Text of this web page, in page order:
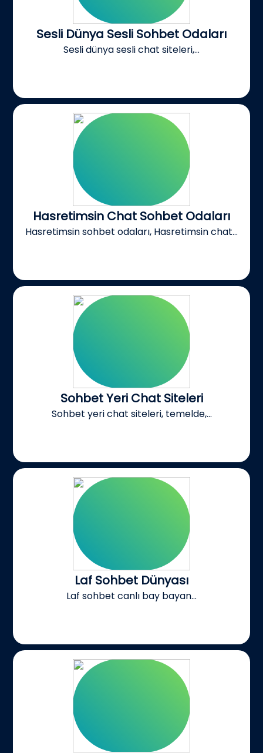
Sesli Dünya Sesli Sohbet Odaları
Sesli dünya sesli chat siteleri,...
Hasretimsin Chat Sohbet Odaları
Hasretimsin sohbet odaları, Hasretimsin chat...
Sohbet Yeri Chat Siteleri
Sohbet yeri chat siteleri, temelde,...
Laf Sohbet Dünyası
Laf sohbet canlı bay bayan...